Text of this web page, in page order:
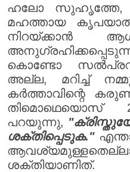
ഹലോ സുഹൃത്തേ,
മഹത്തായ കൃപയാൽ
നിറയ്ക്കാൻ
കൊണ്ടോ
അല്ല, മറിച്ച്
കർത്താവിന്റെ
തിമൊഥെയൊസ്
പറയുന്നു,
ശക്തിപ്പെടുക."
ശക്തിയാണിത്.